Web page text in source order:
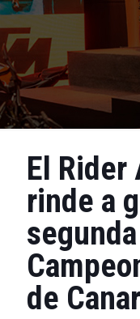
El Rider
rinde a
de